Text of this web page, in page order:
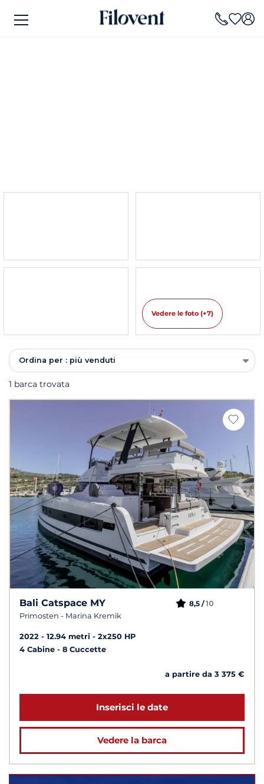
Vedere le foto (+7)
Ordina per : più venduti
1 barca trovata
Bali Catspace MY
Primosten - Marina Kremik
8,5 /10
2022 12.94 metri
2x250 HP
4 Cabine
8 Cuccette
a partire da 3 375 €
Inserisci le date
Vedere la barca